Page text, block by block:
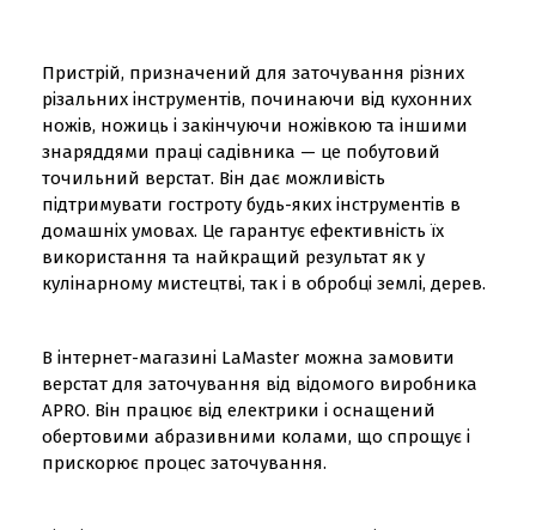
Пристрій, призначений для заточування різних
різальних інструментів, починаючи від кухонних
ножів, ножиць і закінчуючи ножівкою та іншими
знаряддями праці садівника — це побутовий
точильний верстат. Він дає можливість
підтримувати гостроту будь-яких інструментів в
домашніх умовах. Це гарантує ефективність їх
використання та найкращий результат як у
кулінарному мистецтві, так і в обробці землі, дерев.
В інтернет-магазині LaMaster можна замовити
верстат для заточування від відомого виробника
APRO. Він працює від електрики і оснащений
обертовими абразивними колами, що спрощує і
прискорює процес заточування.